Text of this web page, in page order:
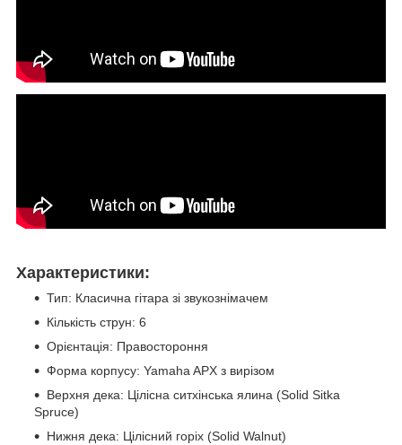
Характеристики:
Тип: Класична гітара зі звукознімачем
Кількість струн: 6
Орієнтація: Правостороння
Форма корпусу: Yamaha APX з вирізом
Верхня дека: Цілісна ситхінська ялина (Solid Sitka
Spruce)
Нижня дека: Цілісний горіх (Solid Walnut)